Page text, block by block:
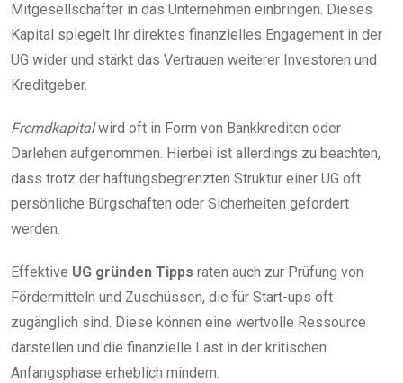
Mitgesellschafter in das Unternehmen einbringen. Dieses
Kapital spiegelt Ihr direktes finanzielles Engagement in der
UG wider und stärkt das Vertrauen weiterer Investoren und
Kreditgeber.
Fremdkapitalwird oft in Form von Bankkrediten oder
Darlehen aufgenommen. Hierbei ist allerdings zu beachten,
dass trotz der haftungsbegrenzten Struktur einer UG oft
persönliche Bürgschaften oder Sicherheiten gefordert
werden.
Effektive UG gründen Tipps raten auch zur Prüfung von
Fördermitteln und Zuschüssen, die für Start-ups oft
zugänglich sind. Diese können eine wertvolle Ressource
darstellen und die finanzielle Last in der kritischen
Anfangsphase erheblich mindern.